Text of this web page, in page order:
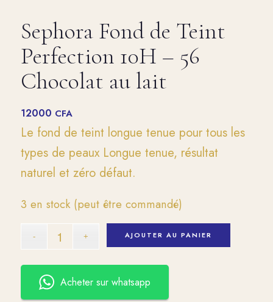
Sephora Fond de Teint
Perfection 10H – 56
Chocolat au lait
12000 CFA
Le fond de teint longue tenue pour tous les
types de peaux Longue tenue, résultat
naturel et zéro défaut.
3 en stock (peut être commandé)
AJOUTER AU PANIER
Acheter sur whatsapp